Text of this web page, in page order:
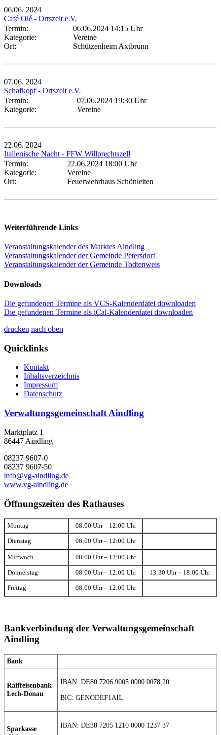
06.06. 2024
Café Olé - Ortszeit e.V.
Termin:
06.06.2024 14:15 Uhr
Kategorie:
Vereine
Ort:
Schützenheim Axtbrunn
07.06. 2024
Schafkopf - Ortszeit e.V.
Termin:
07.06.2024 19:30 Uhr
Kategorie:
Vereine
22.06. 2024
Italienische Nacht - FFW Willprechtszell
Termin:
22.06.2024 18:00 Uhr
Kategorie:
Vereine
Ort:
Feuerwehrhaus Schönleiten
Weiterführende Links
Veranstaltungskalender des Marktes Aindling
Veranstaltungskalender der Gemeinde Petersdorf
Veranstaltungskalender der Gemeinde Todtenweis
Downloads
Die gefundenen Termine als VCS-Kalenderdatei downloaden
Die gefundenen Termine als iCal-Kalenderdatei downloaden
drucken nach oben
Quicklinks
Kontakt
Inhaltsverzeichnis
Impressum
Datenschutz
Verwaltungsgemeinschaft Aindling
Marktplatz 1
86447 Aindling
08237 9607-0
08237 9607-50
info@vg-aindling.de
www.vg-aindling.de
Öffnungszeiten des Rathauses
Montag 08:00 Uhr – 12:00 Uhr
Dienstag 08:00 Uhr – 12:00 Uhr
Mittwoch 08:00 Uhr – 12:00 Uhr
Donnerstag 08:00 Uhr – 12:00 Uhr 13:30 Uhr – 18:00 Uhr
Freitag 08:00 Uhr – 12:00 Uhr
Bankverbindung der Verwaltungsgemeinschaft
Aindling
Bank
Raiffeisenbank
Lech-Donau
IBAN: DE80 7206 9005 0000 0078 20
BIC: GENODEF1AIL
Sparkasse
IBAN: DE38 7205 1210 0000 1237 37